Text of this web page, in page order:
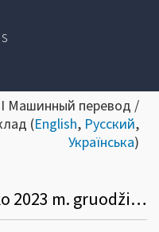
Машинный перевод /
(English, Русский,
Українська)
Dėl VMI PRIE FM viršininko 2023 m. gruodžio 27 d. įsakymo Nr. VA-99 pakeitimo